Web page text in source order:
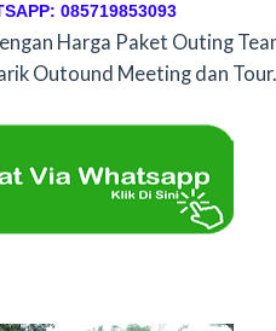
085719853093
Harga Paket Outing
Outound Meeting dan Tour.